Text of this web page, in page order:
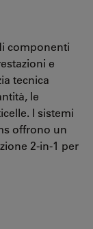
componenti
e
tecnica
le
I sistemi
offrono un
2-in-1 per